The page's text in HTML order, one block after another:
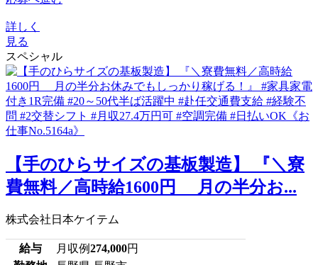
詳しく
見る
スペシャル
【手のひらサイズの基板製造】 『＼寮
費無料／高時給1600円 月の半分お...
株式会社日本ケイテム
給与 月収例274,000円